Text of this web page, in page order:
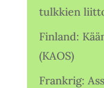
tulkkien
Finland:
(KAOS)
Frankrig: